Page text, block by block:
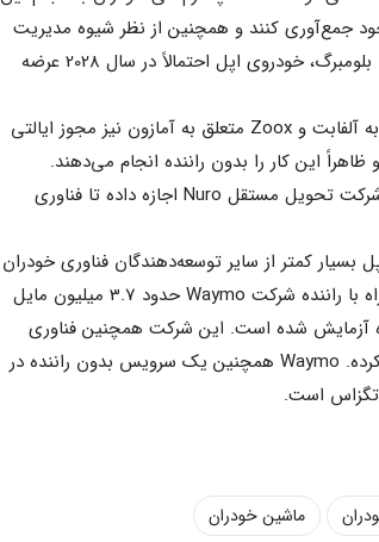
جمع‌آوری کنند و همچنین از نظر شیوه مدیریت
آن‌ها به اطلاعات جدیدی دست یابد. طبق گزارش قبلی بلومبرگ، خودروی اپل احتمالاً در سال 2028 عرضه
درحال‌حاضر شرکت‌های دیگری ازجمله Waymo متعلق به آلفابت و Zoox متعلق به آمازون نیز مجوز ایالتی
این کار را بدون راننده انجام می‌دهند.
همچنین ایالت کالیفرنیا فقط به دو شرکت Waymo و شرکت تحویل مستقل Nuro اجازه داده تا فناوری
کمتر از سایر توسعه‌دهندگان فناوری خودران
پیشرفته است. به‌ عنوان مثال، میزان آزمایش‌های همراه با راننده شرکت Waymo حدود 3.7 میلیون مایل
مایل بدون راننده آزمایش شده است. این شرکت همچنین فناوری
خود را 1.6 میلیون مایل دیگر همراه با سرنشین تست کرده. Waymo همچنین یک سرویس بدون راننده در
تگزاس است.
ماشین خودران